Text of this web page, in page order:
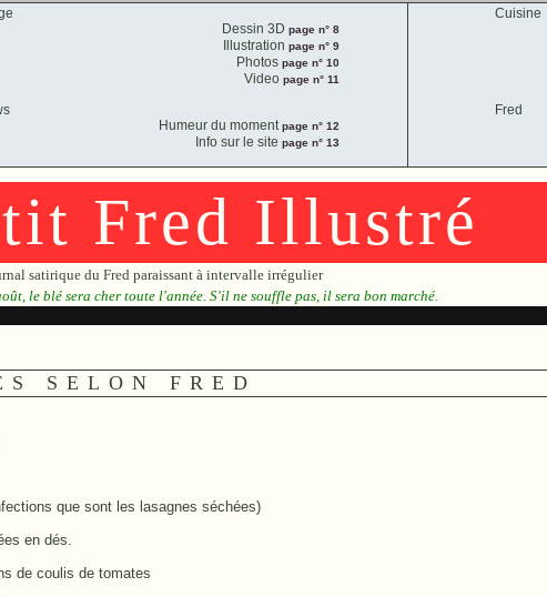
Cuisine
Fred
Dessin 3D page n° 8
Illustration page n° 9
Photospage n° 10
Videopage n° 11
Humeur du momentpage n° 12
Info sur le site page n° 13
Fred Illustré
satirique du Fred paraissant à intervalle irrégulier
le blé sera cher toute l'année. S'il ne souffle pas, il sera bon marché.
SELON FRED
que sont les lasagnes séchées)
en dés.
de coulis de tomates